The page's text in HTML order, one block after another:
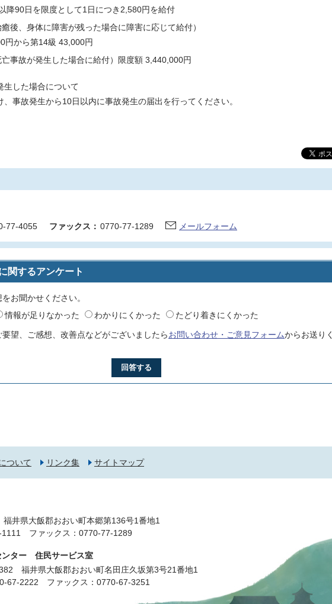
降90日を限度として1日につき2,580円を給付
後、身体に障害が残った場合に障害に応じて給付）
円から第14級 43,000円
事故が発生した場合に給付）限度額 3,440,000円
生した場合について
、事故発生から10日以内に事故発生の届出を行ってください。
77-4055 ファックス： 0770-77-1289 メールフォーム
関するアンケート
お聞かせください。
情報が足りなかった わかりにくかった たどり着きにくかった
望、ご感想、改善点などがございましたらお問い合わせ・ご意見フォームからお送りく
回答する
ついて リンク集 サイトマップ
井県大飯郡おおい町本郷第136号1番地1
ファックス：0770-77-1289
ンター 住民サービス室
福井県大飯郡おおい町名田庄久坂第3号21番地1
67-2222 ファックス：0770-67-3251